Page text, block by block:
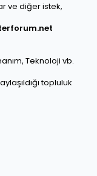
ve diğer istek,
Teknoloji vb.
topluluk